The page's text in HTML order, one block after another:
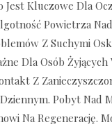
Jest Kluczowe Dla
Powietrza
Z Suchymi
Dla Osób
Z
Pobyt Nad
Na Regenerację.